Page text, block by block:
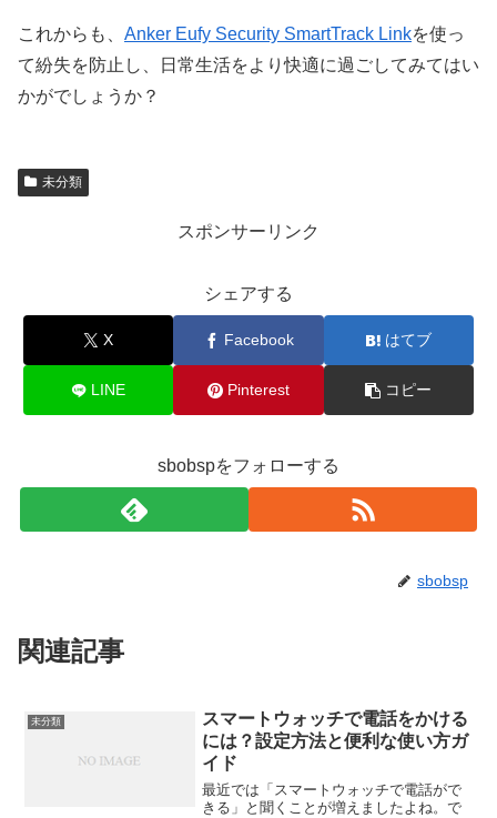
これからも、 Anker Eufy Security SmartTrack Linkを使っ
て紛失を防止し、日常生活をより快適に過ごしてみてはい
かがでしょうか？
未分類
スポンサーリンク
シェアする
X Facebook はてブ
LINE Pinterest コピー
sbobspをフォローする
sbobsp
関連記事
未分類
スマートウォッチで電話をかける
には？設定方法と便利な使い方ガ
イド
最近では「スマートウォッチで電話がで
きる」と聞くことが増えましたよね。で